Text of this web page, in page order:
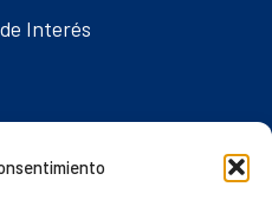
Interés